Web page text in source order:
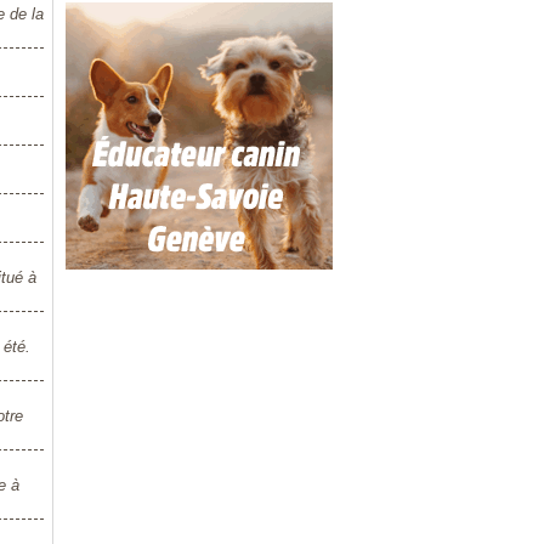
de la
à
à